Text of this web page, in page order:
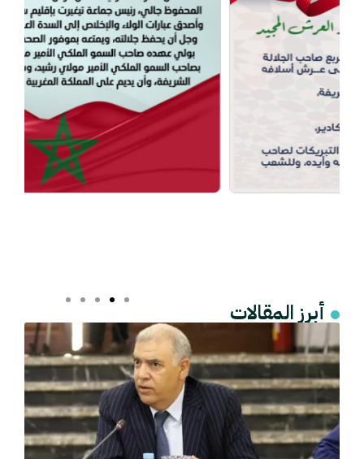
أبرز المقالات